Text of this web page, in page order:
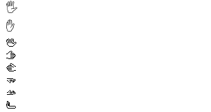
🖐️
✋
🖖
🫱
🫲
🫳
🫴
🫷